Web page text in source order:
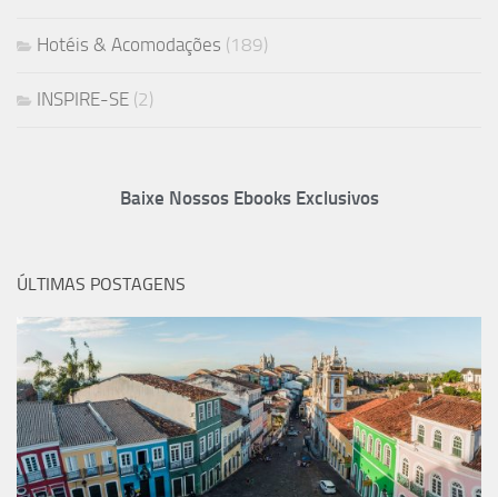
Hotéis & Acomodações (189)
INSPIRE-SE (2)
Baixe Nossos Ebooks Exclusivos
ÚLTIMAS POSTAGENS